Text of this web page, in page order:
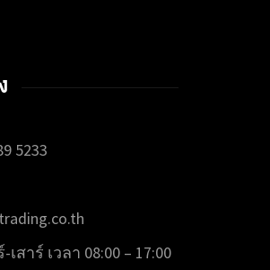
5233
สาร์ เวลา 08:00 – 17:00